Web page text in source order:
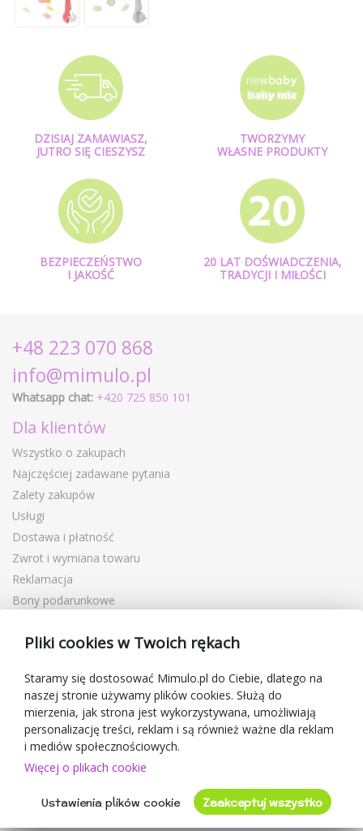
DZISIAJ ZAMAWIASZ,
JUTRO SIĘ CIESZYSZ
TWORZYMY
WŁASNE PRODUKTY
BEZPIECZEŃSTWO
I JAKOŚĆ
20 LAT DOŚWIADCZENIA,
TRADYCJI I MIŁOŚCI
+48 223 070 868
info@mimulo.pl
Whatsapp chat: +420 725 850 101
Dla klientów
Wszystko o zakupach
Najczęściej zadawane pytania
Zalety zakupów
Usługi
Dostawa i płatność
Zwrot i wymiana towaru
Reklamacja
Bony podarunkowe
Blog
O sprzedawcy
Mimulo.pl
Regulamin sklepu
Ochrona danych osobowych GDPR
Kontakty
Oceny klientów
Pliki cookies w Twoich rękach
Staramy się dostosować Mimulo.pl do Ciebie, dlatego na
naszej stronie używamy plików cookies. Służą do
mierzenia, jak strona jest wykorzystywana, umożliwiają
personalizację treści, reklam i są również ważne dla reklam
i mediów społecznościowych.
Więcej o plikach cookie
Ustawienia plików cookie Zaakceptuj wszystko